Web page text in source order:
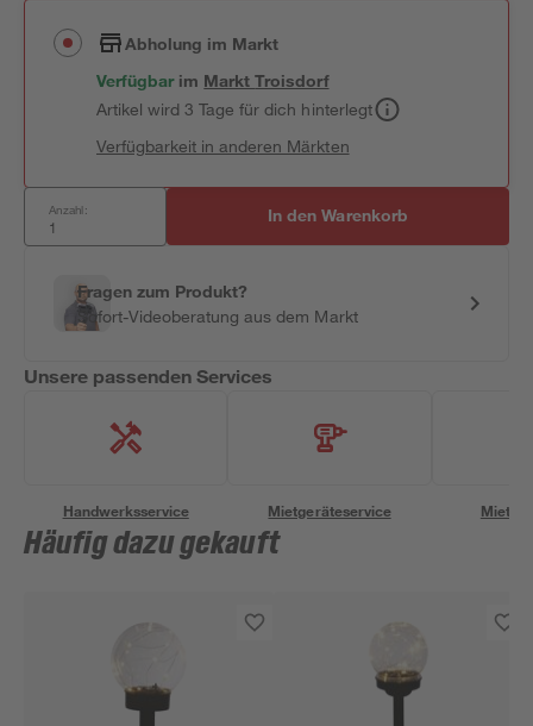
Abholung im Markt
Verfügbar im MarktTroisdorf
Artikel wird 3 Tage für dich hinterlegt
Verfügbarkeit in anderen Märkten
Anzahl: In den Warenkorb
Fragen zum Produkt?
Sofort-Videoberatung aus dem Markt
Unsere passenden Services
Handwerksservice Mietgeräteservice
Häufig dazu gekauft